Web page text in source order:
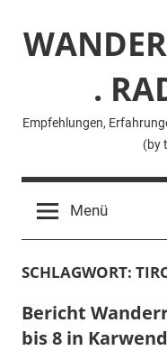
Inhalt
springen
.
Empfehlungen,
(by
Menü
SCHLAGWORT:
Bericht
bis 8 in